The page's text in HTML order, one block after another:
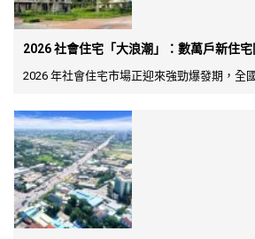
2026 社會住宅「大浪潮」：數萬戶新住
2026 年社會住宅市場正迎來強勁爆發期，全